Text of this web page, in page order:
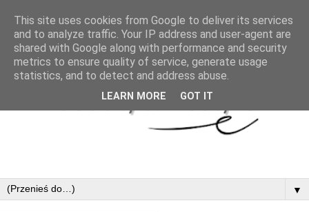
▼
This site uses cookies from Google to deliver its services
and to analyze traffic. Your IP address and user-agent are
shared with Google along with performance and security
metrics to ensure quality of service, generate usage
statistics, and to detect and address abuse.
LEARN MORE GOT IT